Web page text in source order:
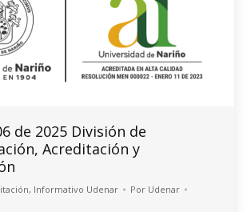
de 2025 División de
Acreditación y
, Informativo Udenar Por Udenar